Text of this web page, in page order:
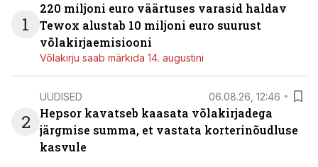
1
220 miljoni euro väärtuses varasid haldav
Tewox alustab 10 miljoni euro suurust
võlakirjaemisiooni
Võlakirju saab märkida 14. augustini
2
UUDISED 06.08.26, 12:46
Hepsor kavatseb kaasata võlakirjadega
järgmise summa, et vastata korterinõudluse
kasvule